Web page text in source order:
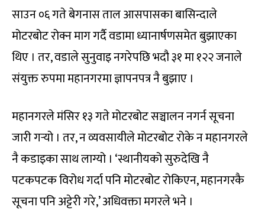
साउन ०६ गते बेगनास ताल आसपासका बासिन्दाले
मोटरबोट रोक्न माग गर्दै वडामा ध्यानार्षणसमेत बुझाएका
थिए । तर, वडाले सुनुवाइ नगरेपछि भदौ ३१ मा १२२ जनाले
संयुक्त रुपमा महानगरमा ज्ञापनपत्र नै बुझाए ।
महानगरले मंसिर १३ गते मोटरबोट सञ्चालन नगर्न सूचना
जारी गर्‍यो । तर, न व्यवसायीले मोटरबोट रोके न महानगरले
नै कडाइका साथ लाग्यो । ‘स्थानीयको सुरुदेखि नै
पटकपटक विरोध गर्दा पनि मोटरबोट रोकिएन, महानगरकै
सूचना पनि अट्टेरी गरे,’ अधिवक्ता मगरले भने ।